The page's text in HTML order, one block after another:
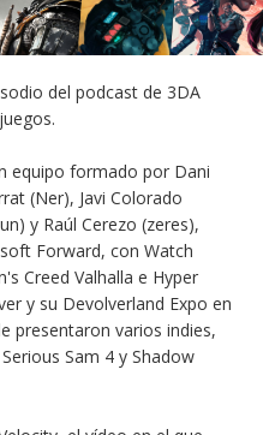
del podcast de 3DA
equipo formado por Dani
(Ner), Javi Colorado
y Raúl Cerezo (zeres),
Forward, con Watch
Creed Valhalla e Hyper
y su Devolverland Expo en
presentaron varios indies,
Sam 4 y Shadow